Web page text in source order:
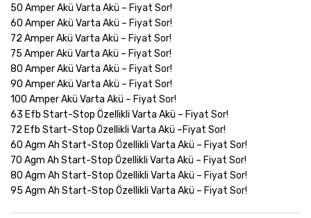
50 Amper Akü Varta Akü – Fiyat Sor!
60 Amper Akü Varta Akü – Fiyat Sor!
72 Amper Akü Varta Akü – Fiyat Sor!
75 Amper Akü Varta Akü – Fiyat Sor!
80 Amper Akü Varta Akü – Fiyat Sor!
90 Amper Akü Varta Akü – Fiyat Sor!
100 Amper Akü Varta Akü – Fiyat Sor!
63 Efb Start-Stop Özellikli Varta Akü – Fiyat Sor!
72 Efb Start-Stop Özellikli Varta Akü –Fiyat Sor!
60 Agm Ah Start-Stop Özellikli Varta Akü – Fiyat Sor!
70 Agm Ah Start-Stop Özellikli Varta Akü – Fiyat Sor!
80 Agm Ah Start-Stop Özellikli Varta Akü – Fiyat Sor!
95 Agm Ah Start-Stop Özellikli Varta Akü – Fiyat Sor!